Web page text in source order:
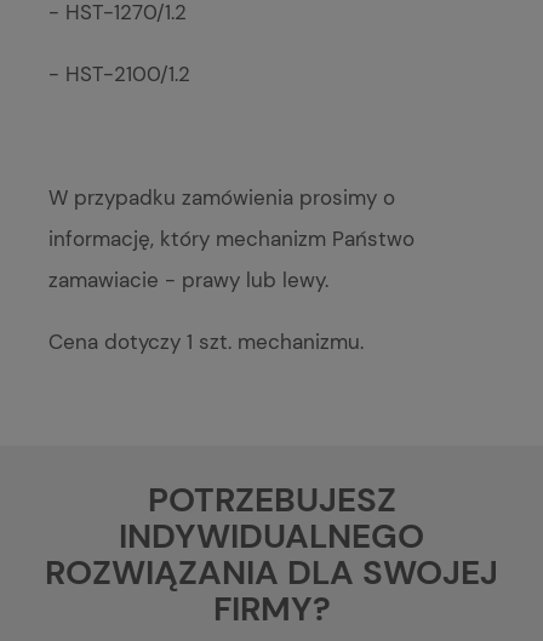
- HST-1270/1.2
- HST-2100/1.2
W przypadku zamówienia prosimy o
informację, który mechanizm Państwo
zamawiacie - prawy lub lewy.
Cena dotyczy 1 szt. mechanizmu.
POTRZEBUJESZ
INDYWIDUALNEGO
ROZWIĄZANIA DLA SWOJEJ
FIRMY?